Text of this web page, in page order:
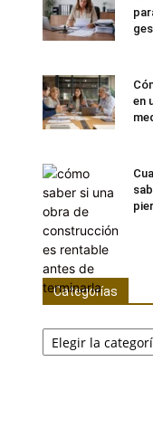
en
Categorías
Categorías